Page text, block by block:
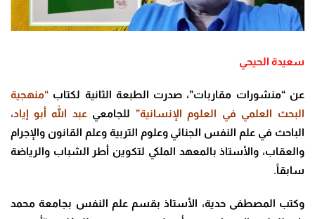
سعيدة الحيحي
عن “منشورات مقاربات”، صدرت الطبعة الثانية لكتاب “منهجية
البحث العلمي في العلوم الإنسانية” للجامعيعبد الله أبو إياد،
الباحث في علم النفس الجنائي وعلوم التربية وعلم القانون والإجرام
والعقاب، والأستاذ بالمعهد الملكي لتكوين أطر الشباب والرياضة
سابقاً.
وكتب المصطفى حدية، الأستاذ بقسم علم النفس بجامعة محمد